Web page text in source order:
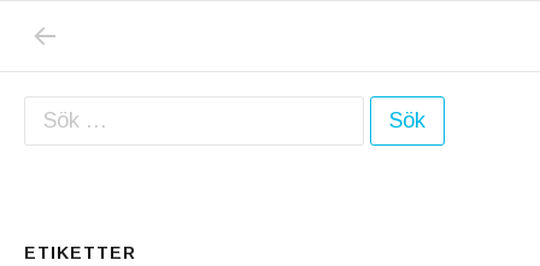
Inläggsnavigering
Sök efter:
ETIKETTER